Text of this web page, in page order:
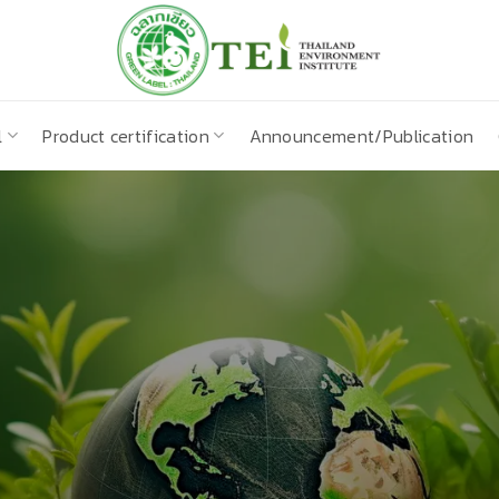
Product certification Announcement/Publication